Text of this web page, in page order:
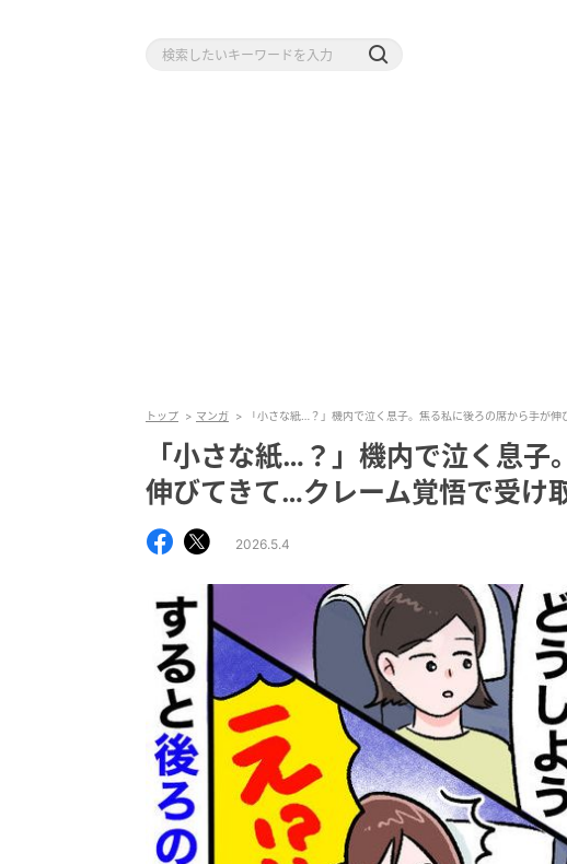
トップ マンガ 「小さな紙…？」機内で泣く息子。焦る私に後ろの席から手が
「小さな紙…？」機内で泣く息
伸びてきて…クレーム覚悟で受け
2026.5.4